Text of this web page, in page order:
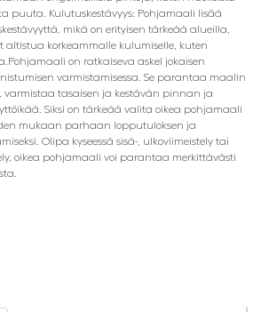
puuta. Kulutuskestävyys: Pohjamaali lisää
mikä on erityisen tärkeää alueilla,
altistua korkeammalle kulumiselle, kuten
on ratkaiseva askel jokaisen
varmistamisessa. Se parantaa maalin
tasaisen ja kestävän pinnan ja
Siksi on tärkeää valita oikea pohjamaali
mukaan parhaan lopputuloksen ja
Olipa kyseessä sisä-, ulkoviimeistely tai
oikea pohjamaali voi parantaa merkittävästi